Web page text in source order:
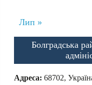
Лип »
Болградська
Адреса: 68702,